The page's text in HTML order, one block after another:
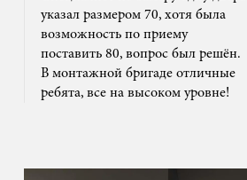
указал размером 70, хотя была
возможность по приему
поставить 80, вопрос был решён.
В монтажной бригаде отличные
ребята, все на высоком уровне!